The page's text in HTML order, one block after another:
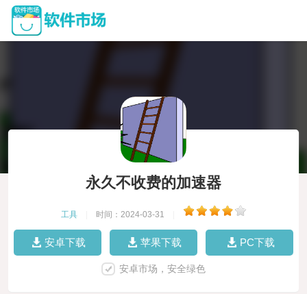
永久不收费的加速器
工具 时间：2024-03-31
安卓下载 苹果下载 PC下载
安卓市场，安全绿色